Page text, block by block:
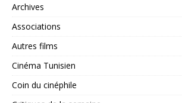
Archives
Associations
Autres films
Cinéma Tunisien
Coin du cinéphile